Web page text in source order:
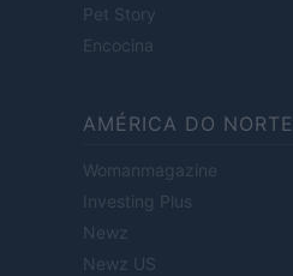
Pet Story
Encocina
AMÉRICA DO NORTE
Womanmagazine
Investing Plus
Newz
Newz US